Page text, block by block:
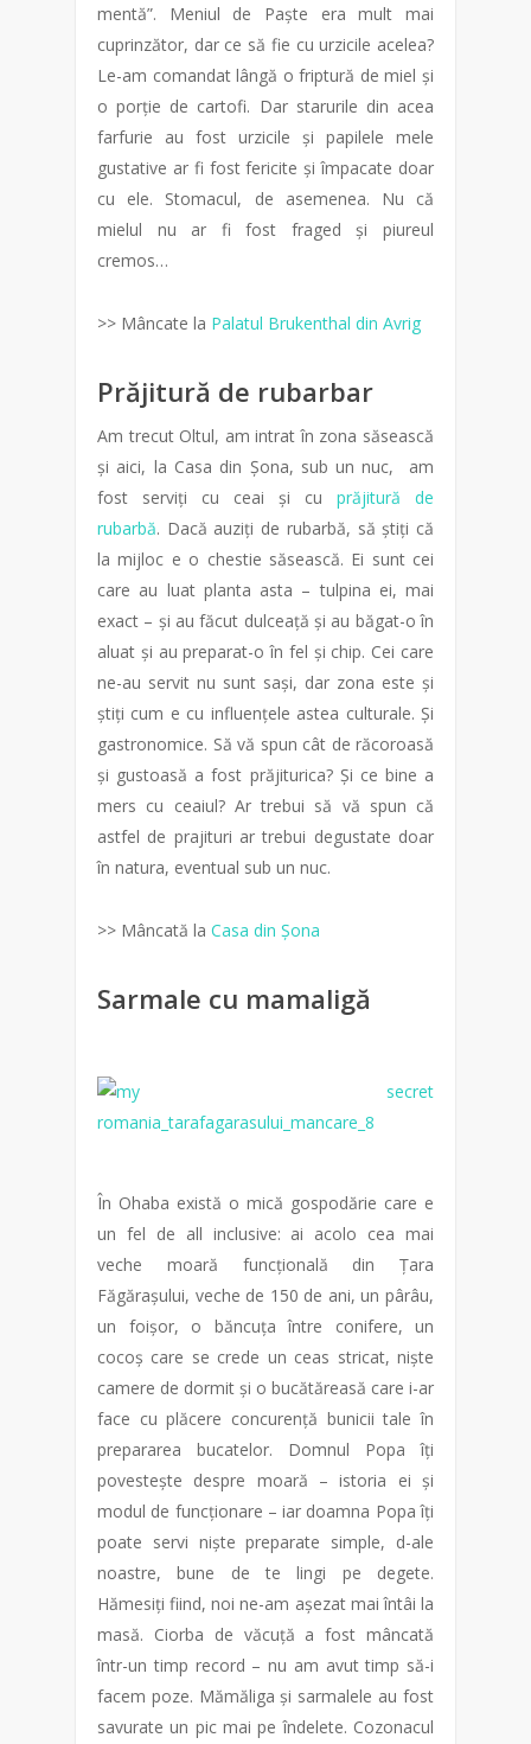
mentă”. Meniul de Paște era mult mai
cuprinzător, dar ce să fie cu urzicile acelea?
Le-am comandat lângă o friptură de miel și
o porție de cartofi. Dar starurile din acea
farfurie au fost urzicile și papilele mele
gustative ar fi fost fericite și împacate doar
cu ele. Stomacul, de asemenea. Nu că
mielul nu ar fi fost fraged și piureul
cremos…
>> Mâncate la Palatul Brukenthal din Avrig
Prăjitură de rubarbar
Am trecut Oltul, am intrat în zona săsească
și aici, la Casa din Șona, sub un nuc, am
fost serviți cu ceai și cu prăjitură de
rubarbă. Dacă auziți de rubarbă, să știți că
la mijloc e o chestie săsească. Ei sunt cei
care au luat planta asta – tulpina ei, mai
exact – și au făcut dulceață și au băgat-o în
aluat și au preparat-o în fel și chip. Cei care
ne-au servit nu sunt sași, dar zona este și
știți cum e cu influențele astea culturale. Și
gastronomice. Să vă spun cât de răcoroasă
și gustoasă a fost prăjiturica? Și ce bine a
mers cu ceaiul? Ar trebui să vă spun că
astfel de prajituri ar trebui degustate doar
în natura, eventual sub un nuc.
>> Mâncată la Casa din Șona
Sarmale cu mamaligă
În Ohaba există o mică gospodărie care e
un fel de all inclusive: ai acolo cea mai
veche moară funcțională din Țara
Făgărașului, veche de 150 de ani, un pârâu,
un foișor, o băncuța între conifere, un
cocoș care se crede un ceas stricat, niște
camere de dormit și o bucătăreasă care i-ar
face cu plăcere concurență bunicii tale în
prepararea bucatelor. Domnul Popa îți
povestește despre moară – istoria ei și
modul de funcționare – iar doamna Popa îți
poate servi niște preparate simple, d-ale
noastre, bune de te lingi pe degete.
Hămesiți fiind, noi ne-am așezat mai întâi la
masă. Ciorba de văcuță a fost mâncată
într-un timp record – nu am avut timp să-i
facem poze. Mămăliga și sarmalele au fost
savurate un pic mai pe îndelete. Cozonacul